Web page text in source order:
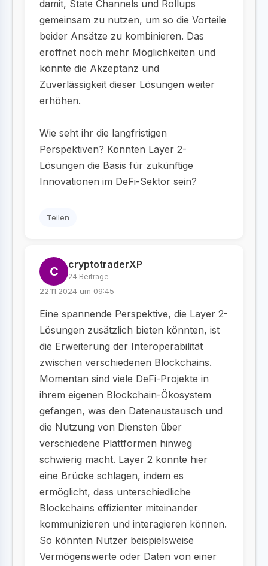
damit, State Channels und Rollups
gemeinsam zu nutzen, um so die Vorteile
beider Ansätze zu kombinieren. Das
eröffnet noch mehr Möglichkeiten und
könnte die Akzeptanz und
Zuverlässigkeit dieser Lösungen weiter
erhöhen.
Wie seht ihr die langfristigen
Perspektiven? Könnten Layer 2-
Lösungen die Basis für zukünftige
Innovationen im DeFi-Sektor sein?
Teilen
C cryptotraderXP
24 Beiträge
22.11.2024 um 09:45
Eine spannende Perspektive, die Layer 2-
Lösungen zusätzlich bieten könnten, ist
die Erweiterung der Interoperabilität
zwischen verschiedenen Blockchains.
Momentan sind viele DeFi-Projekte in
ihrem eigenen Blockchain-Ökosystem
gefangen, was den Datenaustausch und
die Nutzung von Diensten über
verschiedene Plattformen hinweg
schwierig macht. Layer 2 könnte hier
eine Brücke schlagen, indem es
ermöglicht, dass unterschiedliche
Blockchains effizienter miteinander
kommunizieren und interagieren können.
So könnten Nutzer beispielsweise
Vermögenswerte oder Daten von einer